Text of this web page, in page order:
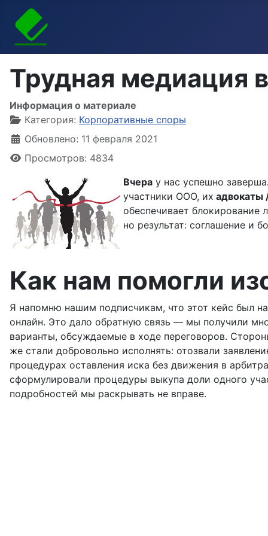
Трудная медиация
Информация о материале
Категория: Корпоративные споры
Обновлено: 11 февраля 2021
Просмотров: 4834
Вчера у нас успешно
участники ООО, их адвокаты
обеспечивает блокирование
но результат: соглашение и
Как нам помогли
Я напомню нашим подписчикам, что этот кейс был
онлайн. Это дало обратную связь — мы получили
варианты, обсуждаемые в ходе переговоров.
же стали добровольно исполнять: отозвали
процедурах оставления иска без движения в
сформулировали процедуры выкупа доли одного
подробностей мы раскрывать не вправе.